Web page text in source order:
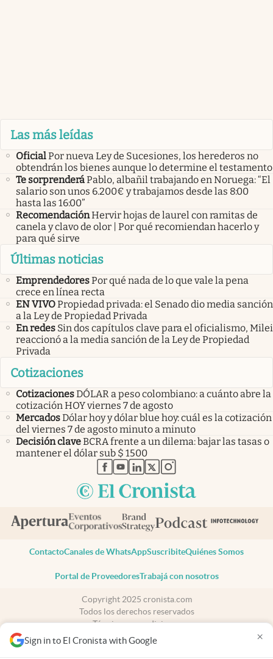
Sign in to El Cronista with Google ×
Las más leídas
OficialPor nueva Ley de Sucesiones, los herederos no
obtendrán los bienes aunque lo determine el testamento
Te sorprenderáPablo, albañil trabajando en Noruega: “El
salario son unos 6.200€ y trabajamos desde las 8:00
hasta las 16:00”
RecomendaciónHervir hojas de laurel con ramitas de
canela y clavo de olor | Por qué recomiendan hacerlo y
para qué sirve
Últimas noticias
EmprendedoresPor qué nada de lo que vale la pena
crece en línea recta
EN VIVOPropiedad privada: el Senado dio media sanción
a la Ley de Propiedad Privada
En redes Sin dos capítulos clave para el oficialismo, Milei
reaccionó a la media sanción de la Ley de Propiedad
Privada
Cotizaciones
CotizacionesDÓLAR a peso colombiano: a cuánto abre la
cotización HOY viernes 7 de agosto
MercadosDólar hoy y dólar blue hoy: cuál es la cotización
del viernes 7 de agosto minuto a minuto
Decisión claveBCRA frente a un dilema: bajar las tasas o
mantener el dólar sub $ 1500
abre en nueva pestaña
abre en nueva pestaña
abre en nueva pestaña
abre en nueva pestaña
abre en nueva pestaña
ContactoCanales de WhatsAppSuscribiteQuiénes Somos
Portal de ProveedoresTrabajá con nosotros
Copyright 2025 cronista.com
Todos los derechos reservados
Términos y condiciones
Privacidad
Consentimiento